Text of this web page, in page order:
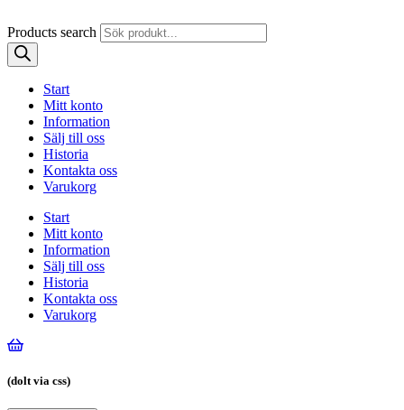
Products search
Start
Mitt konto
Information
Sälj till oss
Historia
Kontakta oss
Varukorg
Start
Mitt konto
Information
Sälj till oss
Historia
Kontakta oss
Varukorg
(dolt via css)